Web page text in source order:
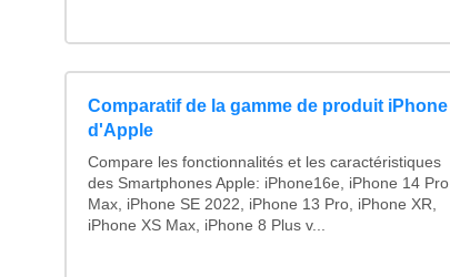
Comparatif de la gamme de produit iPhone
d'Apple
Compare les fonctionnalités et les caractéristiques
des Smartphones Apple: iPhone16e, iPhone 14 Pro
Max, iPhone SE 2022, iPhone 13 Pro, iPhone XR,
iPhone XS Max, iPhone 8 Plus v...